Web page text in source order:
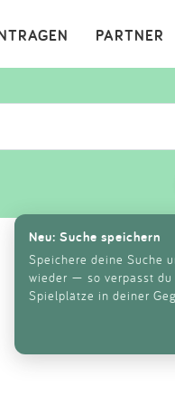
PARTNER
Neu: Suche speichern
Speichere deine Suche
wieder — so verpasst du
Spielplätze in deiner